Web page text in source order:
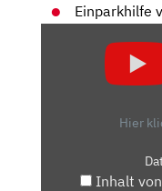
Einparkhilfe
Hier
Inhalt